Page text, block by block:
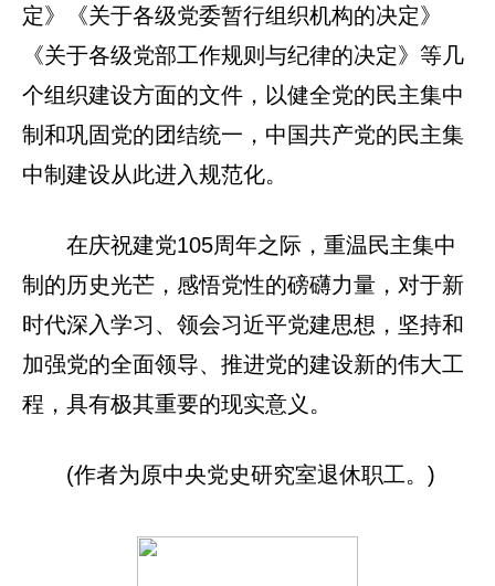
定》《关于各级党委暂行组织机构的决定》
《关于各级党部工作规则与纪律的决定》等几
个组织建设方面的文件，以健全党的民主集中
制和巩固党的团结统一，中国共产党的民主集
中制建设从此进入规范化。
在庆祝建党105周年之际，重温民主集中
制的历史光芒，感悟党性的磅礴力量，对于新
时代深入学习、领会习近平党建思想，坚持和
加强党的全面领导、推进党的建设新的伟大工
程，具有极其重要的现实意义。
(作者为原中央党史研究室退休职工。)